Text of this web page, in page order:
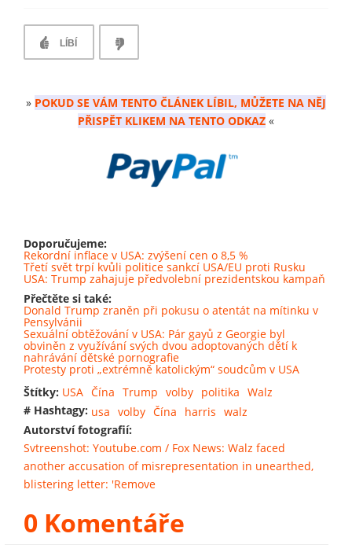
LÍBÍ
» POKUD SE VÁM TENTO ČLÁNEK LÍBIL, MŮŽETE NA NĚJ
PŘISPĚT KLIKEM NA TENTO ODKAZ «
Doporučujeme:
Rekordní inflace v USA: zvýšení cen o 8,5 %
Třetí svět trpí kvůli politice sankcí USA/EU proti Rusku
USA: Trump zahajuje předvolební prezidentskou kampaň
Přečtěte si také:
Donald Trump zraněn při pokusu o atentát na mítinku v
Pensylvánii
Sexuální obtěžování v USA: Pár gayů z Georgie byl
obviněn z využívání svých dvou adoptovaných dětí k
nahrávání dětské pornografie
Protesty proti „extrémně katolickým“ soudcům v USA
Štítky: USA Čína Trump volby politika Walz
# Hashtagy: usa volby Čína harris walz
Autorství fotografií:
Svtreenshot: Youtube.com / Fox News: Walz faced
another accusation of misrepresentation in unearthed,
blistering letter: 'Remove
0 Komentáře